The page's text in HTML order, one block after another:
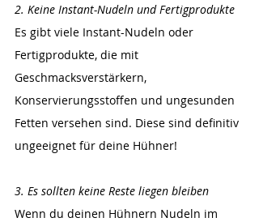
2. Keine Instant-Nudeln und Fertigprodukte
Es gibt viele Instant-Nudeln oder
Fertigprodukte, die mit
Geschmacksverstärkern,
Konservierungsstoffen und ungesunden
Fetten versehen sind. Diese sind definitiv
ungeeignet für deine Hühner!
3. Es sollten keine Reste liegen bleiben
Wenn du deinen Hühnern Nudeln im